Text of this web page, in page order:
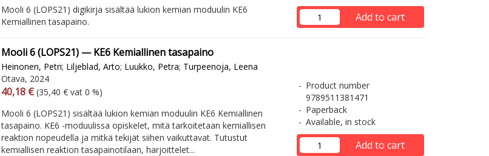
Mooli 6 (LOPS21) digikirja sisältää lukion kemian moduulin KE6
Kemiallinen tasapaino.
Add to cart
Mooli 6 (LOPS21) — KE6 Kemiallinen tasapaino
Heinonen, Petri; Liljeblad, Arto; Luukko, Petra; Turpeenoja, Leena
Otava, 2024
Arvonlisäverollinen hinta
40,18 € Excl. vat
(35,40 € vat 0 %)
Mooli 6 (LOPS21) sisältää lukion kemian moduulin KE6 Kemiallinen
tasapaino. KE6 -moduulissa opiskelet, mitä tarkoitetaan kemiallisen
reaktion nopeudella ja mitkä tekijät siihen vaikuttavat. Tutustut
kemiallisen reaktion tasapainotilaan, harjoittelet...
Product number
9789511381471
Paperback
Available, in stock
Add to cart